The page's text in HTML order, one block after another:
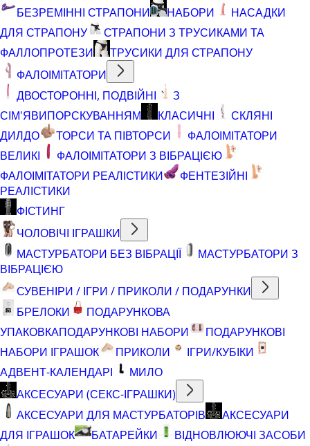
БЕЗРЕМІННІ СТРАПОНИ
НАБОРИ
НАСАДКИ
ДЛЯ СТРАПОНУ
СТРАПОНИ З ТРУСИКАМИ ТА
ФАЛЛОПРОТЕЗИ
ТРУСИКИ ДЛЯ СТРАПОНУ
ФАЛОІМІТАТОРИ
ДВОСТОРОННІ, ПОДВІЙНІ
З
СІМ'ЯВИПОРСКУВАННЯМ
КЛАСИЧНІ
СКЛЯНІ
ДИЛДО
ТОРСИ ТА ПІВТОРСИ
ФАЛОІМІТАТОРИ
ВЕЛИКІ
ФАЛОІМІТАТОРИ З ВІБРАЦІЄЮ
ФАЛОІМІТАТОРИ РЕАЛІСТИКИ
ФЕНТЕЗІЙНІ
РЕАЛІСТИКИ
ФІСТИНГ
ЧОЛОВІЧІ ІГРАШКИ
МАСТУРБАТОРИ БЕЗ ВІБРАЦІЇ
МАСТУРБАТОРИ З
ВІБРАЦІЄЮ
СУВЕНІРИ / ІГРИ / ПРИКОЛИ / ПОДАРУНКИ
БРЕЛОКИ
ПОДАРУНКОВА
УПАКОВКАПОДАРУНКОВІ НАБОРИ
ПОДАРУНКОВІ
НАБОРИ ІГРАШОК
ПРИКОЛИ
ІГРИ/КУБІКИ
АДВЕНТ-КАЛЕНДАРІ
МИЛО
АКСЕСУАРИ (СЕКС-ІГРАШКИ)
АКСЕСУАРИ ДЛЯ МАСТУРБАТОРІВ
АКСЕСУАРИ
ДЛЯ ІГРАШОК
БАТАРЕЙКИ
ВІДНОВЛЮЮЧІ ЗАСОБИ